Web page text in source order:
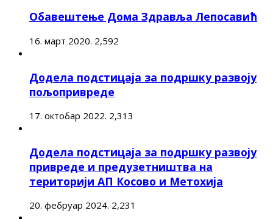
Обавештење Дома Здравља Лепосавић
16. март 2020. 2,592
Додела подстицаја за подршку развоју
пољопривреде
17. октобар 2022. 2,313
Додела подстицаја за подршку развоју
привреде и предузетништва на
територији АП Косово и Метохија
20. фебруар 2024. 2,231